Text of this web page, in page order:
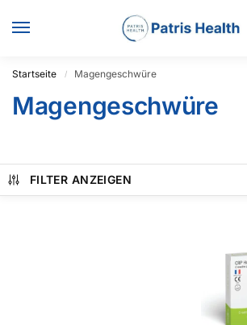
Startseite / Magengeschwüre
Magengeschwüre
FILTER ANZEIGEN